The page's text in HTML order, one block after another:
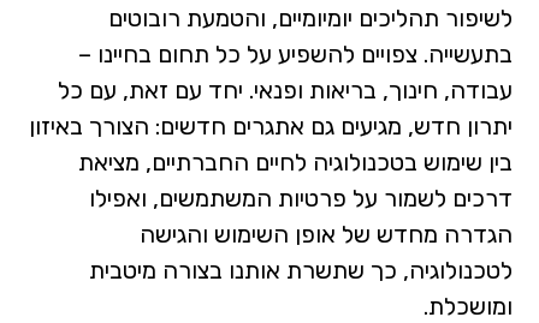
לשיפור תהליכים יומיומיים, והטמעת רובוטים
בתעשייה. צפויים להשפיע על כל תחום בחיינו –
עבודה, חינוך, בריאות ופנאי. יחד עם זאת, עם כל
יתרון חדש, מגיעים גם אתגרים חדשים: הצורך באיזון
בין שימוש בטכנולוגיה לחיים החברתיים, מציאת
דרכים לשמור על פרטיות המשתמשים, ואפילו
הגדרה מחדש של אופן השימוש והגישה
לטכנולוגיה, כך שתשרת אותנו בצורה מיטבית
ומושכלת.